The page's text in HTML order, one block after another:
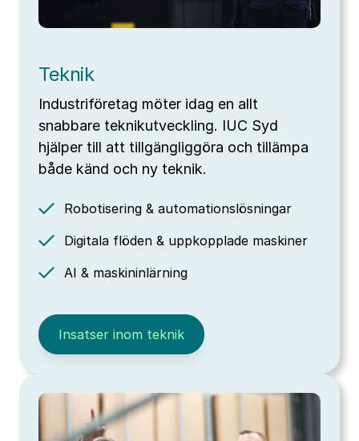
Teknik
Industriföretag möter idag en allt
snabbare teknikutveckling. IUC Syd
hjälper till att tillgängliggöra och tillämpa
både känd och ny teknik.
Robotisering & automationslösningar
Digitala flöden & uppkopplade maskiner
AI & maskininlärning
Insatser inom teknik